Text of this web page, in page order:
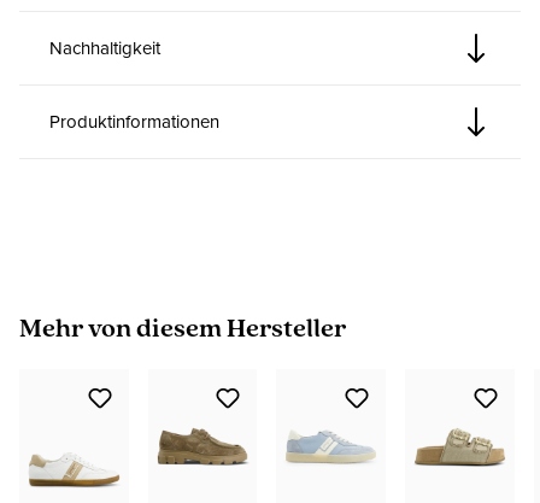
Nachhaltigkeit
Produktinformationen
Produktgalerie überspringen
Mehr von diesem Hersteller